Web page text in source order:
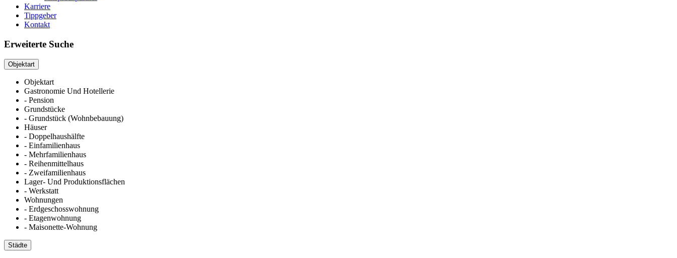
Karriere
Tippgeber
Kontakt
Erweiterte Suche
Objektart
Objektart
Gastronomie Und Hotellerie
- Pension
Grundstücke
- Grundstück (Wohnbebauung)
Häuser
- Doppelhaushälfte
- Einfamilienhaus
- Mehrfamilienhaus
- Reihenmittelhaus
- Zweifamilienhaus
Lager- Und Produktionsflächen
- Werkstatt
Wohnungen
- Erdgeschosswohnung
- Etagenwohnung
- Maisonette-Wohnung
Städte